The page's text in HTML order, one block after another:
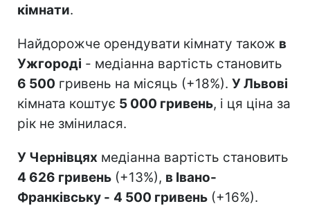
кімнати.
Найдорожче орендувати кімнату також в
Ужгороді - медіанна вартість становить
6 500 гривень на місяць (+18%). У Львові
кімната коштує 5 000 гривень, і ця ціна за
рік не змінилася.
У Чернівцях медіанна вартість становить
4 626 гривень (+13%), в Івано-
Франківську - 4 500 гривень (+16%).